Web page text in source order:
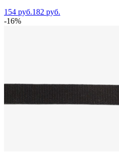
154 руб.182 руб.
-16%